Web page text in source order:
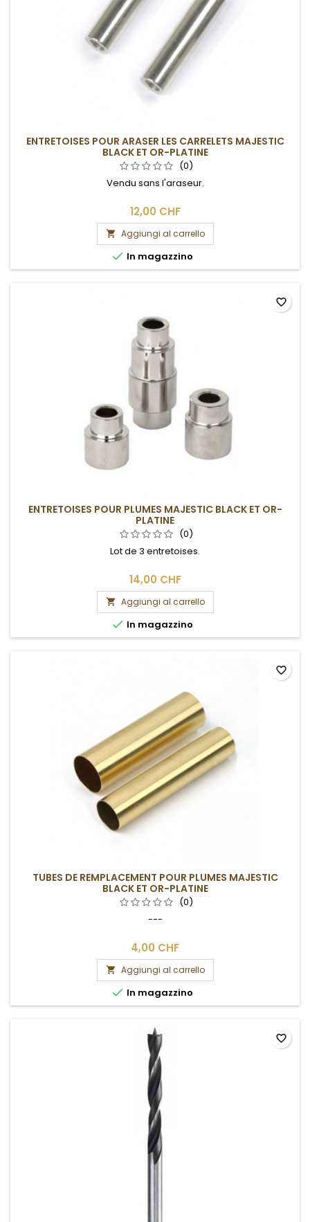
ENTRETOISES POUR ARASER LES CARRELETS MAJESTIC
BLACK ET OR-PLATINE
(0)
Vendu sans l'araseur.
12,00 CHF
 Aggiungi al carrello
 In magazzino
ENTRETOISES POUR PLUMES MAJESTIC BLACK ET OR-
PLATINE
(0)
Lot de 3 entretoises.
14,00 CHF
 Aggiungi al carrello
 In magazzino
favorite_border
TUBES DE REMPLACEMENT POUR PLUMES MAJESTIC
BLACK ET OR-PLATINE
(0)
---
4,00 CHF
 Aggiungi al carrello
 In magazzino
favorite_border
favorite_border